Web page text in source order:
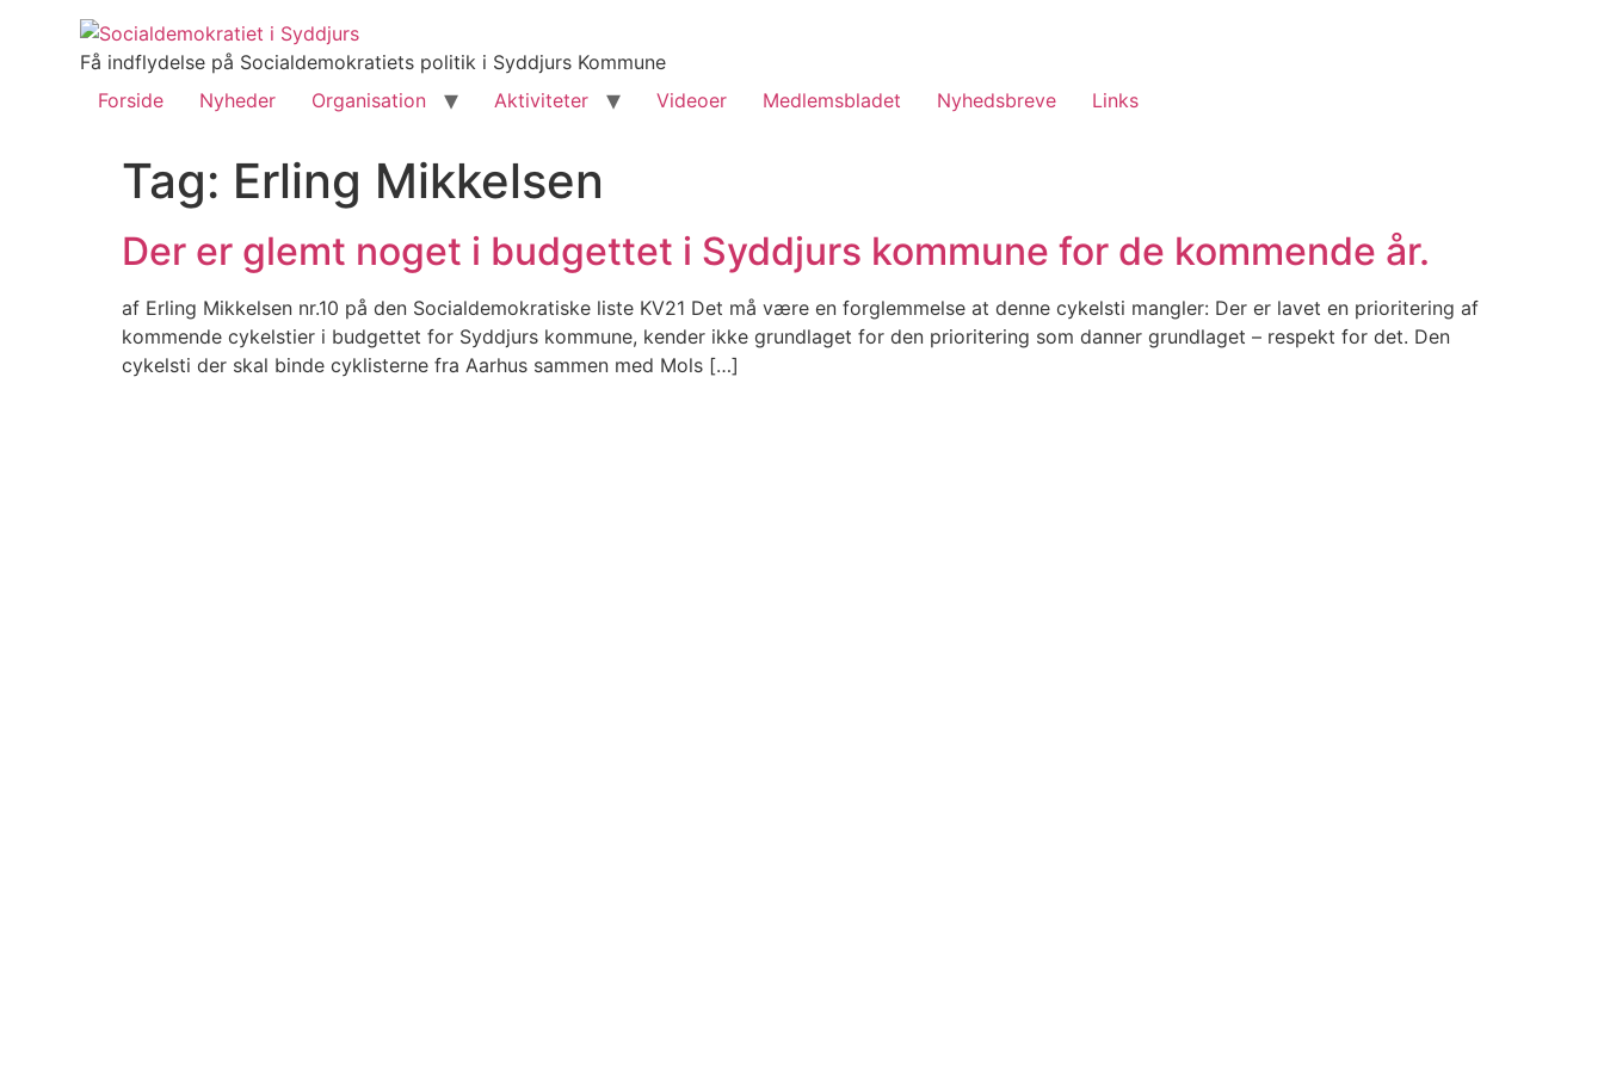
Få indflydelse på Socialdemokratiets politik i Syddjurs Kommune
Forside
Nyheder Organisation Aktiviteter Videoer Medlemsbladet Nyhedsbreve Links
Tag: Erling Mikkelsen
Der er glemt noget i budgettet i Syddjurs kommune for de kommende år.
af Erling Mikkelsen nr.10 på den Socialdemokratiske liste KV21 Det må være en forglemmelse at denne cykelsti mangler: Der er lavet en prioritering af
kommende cykelstier i budgettet for Syddjurs kommune, kender ikke grundlaget for den prioritering som danner grundlaget – respekt for det. Den
cykelsti der skal binde cyklisterne fra Aarhus sammen med Mols […]